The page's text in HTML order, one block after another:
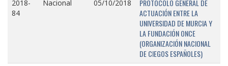
2018-
84
Nacional 05/10/2018
PROTOCOLO GENERAL DE
ACTUACIÓN ENTRE LA
UNIVERSIDAD DE MURCIA Y
LA FUNDACIÓN ONCE
(ORGANIZACIÓN NACIONAL
DE CIEGOS ESPAÑOLES)